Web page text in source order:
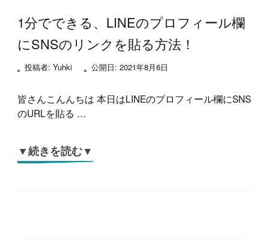
1分でできる、LINEのプロフィール欄
にSNSのリンクを貼る方法！
投稿者: Yuhki 公開日: 2021年8月6日
皆さんこんんちは 本日はLINEのプロフィール欄にSNS
のURLを貼る …
▼続きを読む▼